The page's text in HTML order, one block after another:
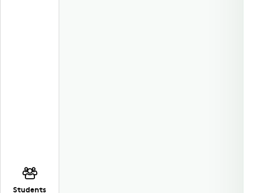
Students